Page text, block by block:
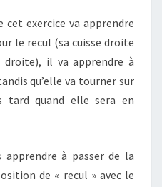
exercice va apprendre
le recul (sa cuisse droite
il va apprendre à
qu’elle va tourner sur
tard quand elle sera en
à passer de la
de « recul » avec le